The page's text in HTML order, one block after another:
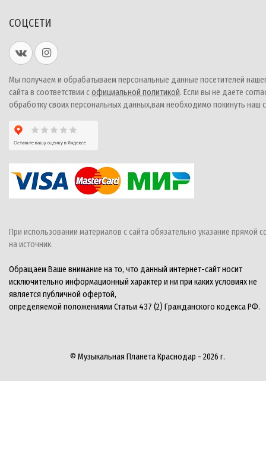
СОЦСЕТИ
Мы получаем и обрабатываем персональные данные посетителей
сайта в соответствии софициальной политикой. Если вы не даете
обработку своих персональных данных,вам необходимо покинуть наш
При использовании материалов с сайта обязательно указание прямой
на источник.
Обращаем Ваше внимание на то, что данный интернет-сайт носит
исключительно информационный характер и ни при каких условиях не
является публичной офертой,
определяемой положениями Статьи 437 (2) Гражданского кодекса РФ.
© Музыкальная Планета Краснодар - 2026 г.